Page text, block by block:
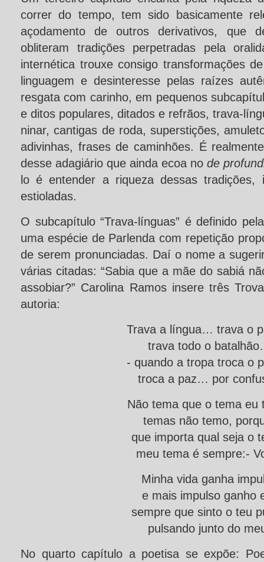
correr do tempo, tem sido basicamente
açodamento de outros derivativos, que
obliteram tradições perpetradas pela
internética trouxe consigo transformações
linguagem e desinteresse pelas raízes
resgata com carinho, em pequenos
e ditos populares, ditados e refrãos, trava-
ninar, cantigas de roda, superstições,
adivinhas, frases de caminhões. É
desse adagiário que ainda ecoa no de
lo é entender a riqueza dessas tradições,
estioladas.
O subcapítulo “Trava-línguas” é definido
uma espécie de Parlenda com repetição
de serem pronunciadas. Daí o nome a
várias citadas: “Sabia que a mãe do sabiá
assobiar?” Carolina Ramos insere três
autoria:
Trava a língua… trava o
trava todo o
- quando a tropa troca o
troca a paz… por
Não tema que o tema eu
temas não temo,
que importa qual seja o
meu tema é sempre:-
Minha vida ganha
e mais impulso ganho
sempre que sinto o teu
pulsando junto do
No quarto capítulo a poetisa se expõe: